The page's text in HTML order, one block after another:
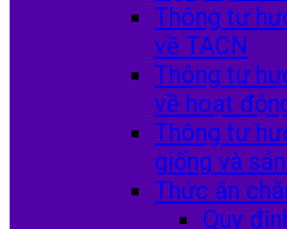
Thông tư
về TACN
Thông tư
về hoạt
Thông tư
giống và
Thức ăn
Quy